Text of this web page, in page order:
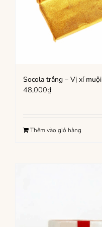
Socola trắng – Vị xí muội
48,000₫
Thêm vào giỏ hàng